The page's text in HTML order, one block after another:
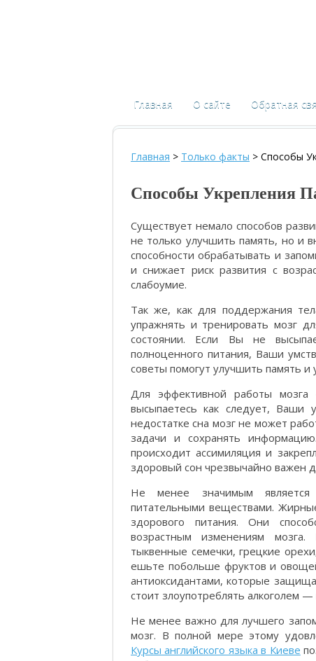
Главная О сайте Обратная
Главная > Только факты > Способы
Способы Укрепления
Существует немало способов
не только улучшить память, но и
способности обрабатывать и
и снижает риск развития с
слабоумие.
Так же, как для поддержания
упражнять и тренировать мозг
состоянии. Если Вы не
полноценного питания, Ваши
советы помогут улучшить память и
Для эффективной работы
высыпаетесь как следует, Ваши
недостатке сна мозг не может
задачи и сохранять
происходит ассимиляция и
здоровый сон чрезвычайно важен
Не менее значимым является
питательными веществами.
здорового питания. Они
возрастным изменениям
тыквенные семечки, грецкие
ешьте побольше фруктов и
антиоксидантами, которые
стоит злоупотреблять алкоголем
Не менее важно для лучшего
мозг. В полной мере этому
Курсы английского языка в Киеве